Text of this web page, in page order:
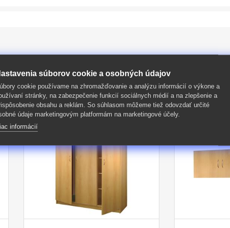
súborov cookie a osobných údajov
cookie používame na zhromažďovanie a analýzu informácií o výkone a
stránky, na zabezpečenie funkcií sociálnych médií a na zlepšenie a
obsahu a reklám. So súhlasom môžeme tiež odovzdať určité
údaje marketingovým platformám na marketingové účely.
informácií